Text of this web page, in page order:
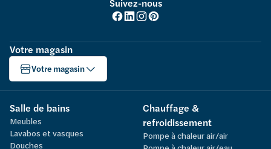
Suivez-nous
Votre magasin
Votre magasin
Salle de bains
Meubles
Lavabos et vasques
Douches
Chauffage &
refroidissement
Pompe à chaleur air/air